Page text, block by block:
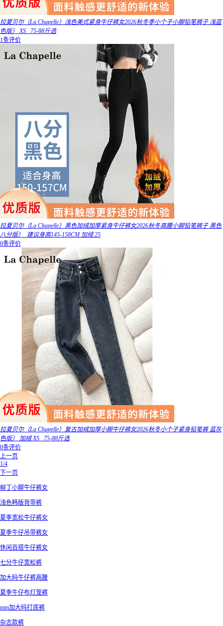
拉夏贝尔（La Chapelle）浅色美式紧身牛仔裤女2026秋冬季小个子小脚铅笔裤子 浅蓝
色版） XS _75-88斤选
1条评价
拉夏贝尔（La Chapelle）黑色加绒加厚紧身牛仔裤女2026秋冬高腰小脚铅笔裤子 黑色
八分版）_建议身高145-158CM 加绒 25
0条评价
拉夏贝尔（La Chapelle）复古加绒加厚小脚牛仔裤女2026秋冬小个子紧身铅笔裤 蓝灰
色版） 加绒 XS _75-88斤选
0条评价
上一页
1/4
下一页
柳丁小脚牛仔裤女
浅色韩版背带裤
夏季宽松牛仔裤女
夏季牛仔吊带裤女
休闲百搭牛仔裤女
七分牛仔宽松裤
加大码牛仔裤高腰
夏季牛仔布灯笼裤
mm加大码打底裤
杂志款裤